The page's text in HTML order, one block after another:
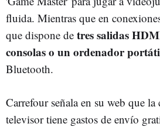
fluida. Mientras que en
que dispone de tres salidas
consolas o un ordenador
Bluetooth.
Carrefour señala en su web que la
televisor tiene gastos de envío